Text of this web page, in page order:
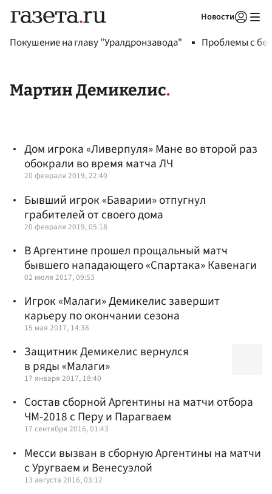
Новости
Покушение на главу "Уралдронзавода" Проблемы с
Мартин Демикелис
Дом игрока «Ливерпуля» Мане во второй раз
обокрали во время матча ЛЧ
20 февраля 2019, 22:40
Бывший игрок «Баварии» отпугнул
грабителей от своего дома
20 февраля 2019, 05:18
В Аргентине прошел прощальный матч
бывшего нападающего «Спартака» Кавенаги
02 июля 2017, 09:53
Игрок «Малаги» Демикелис завершит
карьеру по окончании сезона
15 мая 2017, 14:38
Защитник Демикелис вернулся
в ряды «Малаги»
17 января 2017, 18:40
Состав сборной Аргентины на матчи отбора
ЧМ-2018 с Перу и Парагваем
17 сентября 2016, 01:43
Месси вызван в сборную Аргентины на матчи
с Уругваем и Венесуэлой
13 августа 2016, 03:12